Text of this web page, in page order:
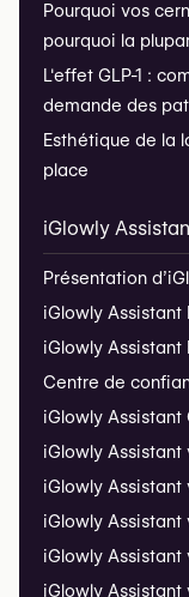
Pourquoi vos
pourquoi la
L'effet GLP-1 :
demande des
Esthétique de la
place
iGlowly
Présentation
iGlowly Assistant
iGlowly Assistant
Centre de
iGlowly
iGlowly Assistant
iGlowly Assistant
iGlowly Assistant
iGlowly Assistant
iGlowly Assistant